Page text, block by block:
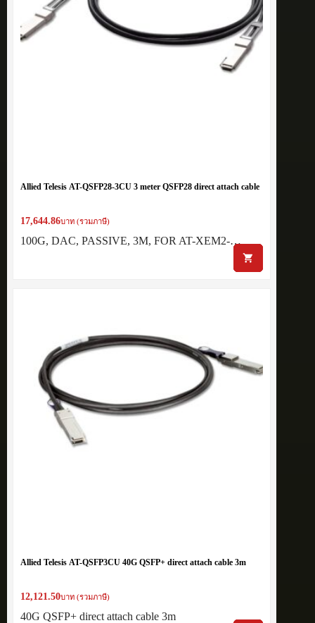
Allied Telesis AT-QSFP28-3CU 3 meter QSFP28 direct attach cable
17,644.86บาท (รวมภาษี)
100G, DAC, PASSIVE, 3M, FOR AT-XEM2-…
Allied Telesis AT-QSFP3CU 40G QSFP+ direct attach cable 3m
12,121.50บาท (รวมภาษี)
40G QSFP+ direct attach cable 3m